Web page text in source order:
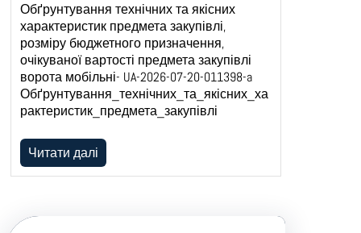
Обґрунтування технічних та якісних
характеристик предмета закупівлі,
розміру бюджетного призначення,
очікуваної вартості предмета закупівлі
ворота мобільні- UA-2026-07-20-011398-a
Обґрунтування_технічних_та_якісних_ха
рактеристик_предмета_закупівлі
Читати далі